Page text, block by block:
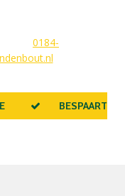
0184-
BESPAART